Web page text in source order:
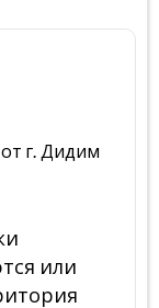
г. Дидим
или